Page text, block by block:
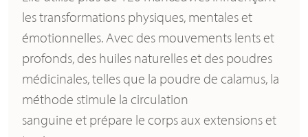
les transformations physiques, mentales et
émotionnelles. Avec des mouvements lents et
profonds, des huiles naturelles et des poudres
médicinales, telles que la poudre de calamus, la
méthode stimule la circulation
sanguine et prépare le corps aux extensions et